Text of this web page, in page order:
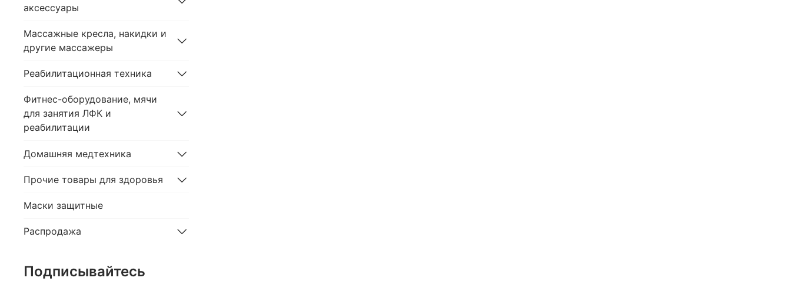
аксессуары
Массажные кресла, накидки и
другие массажеры
Реабилитационная техника
Фитнес-оборудование, мячи
для занятия ЛФК и
реабилитации
Домашняя медтехника
Прочие товары для здоровья
Маски защитные
Распродажа
Подписывайтесь